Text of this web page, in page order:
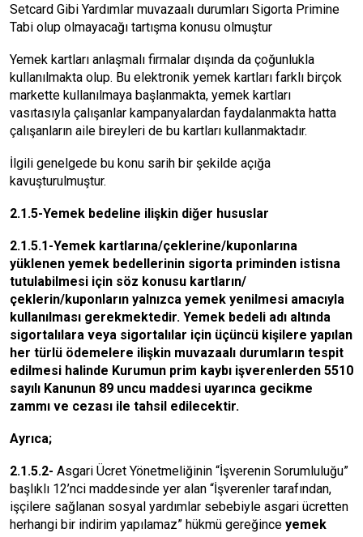
Setcard Gibi Yardımlar muvazaalı durumları Sigorta Primine
Tabi olup olmayacağı tartışma konusu olmuştur
Yemek kartları anlaşmalı firmalar dışında da çoğunlukla
kullanılmakta olup. Bu elektronik yemek kartları farklı birçok
markette kullanılmaya başlanmakta, yemek kartları
vasıtasıyla çalışanlar kampanyalardan faydalanmakta hatta
çalışanların aile bireyleri de bu kartları kullanmaktadır.
İlgili genelgede bu konu sarih bir şekilde açığa
kavuşturulmuştur.
2.1.5-Yemek bedeline ilişkin diğer hususlar
2.1.5.1-Yemek kartlarına/çeklerine/kuponlarına
yüklenen yemek bedellerinin sigorta priminden istisna
tutulabilmesi için söz konusu kartların/
çeklerin/kuponların yalnızca yemek yenilmesi amacıyla
kullanılması gerekmektedir. Yemek bedeli adı altında
sigortalılara veya sigortalılar için üçüncü kişilere yapılan
her türlü ödemelere ilişkin muvazaalı durumların tespit
edilmesi halinde Kurumun prim kaybı işverenlerden 5510
sayılı Kanunun 89 uncu maddesi uyarınca gecikme
zammı ve cezası ile tahsil edilecektir.
Ayrıca;
2.1.5.2- Asgari Ücret Yönetmeliğinin “İşverenin Sorumluluğu”
başlıklı 12’nci maddesinde yer alan “İşverenler tarafından,
işçilere sağlanan sosyal yardımlar sebebiyle asgari ücretten
herhangi bir indirim yapılamaz” hükmü gereğince yemek